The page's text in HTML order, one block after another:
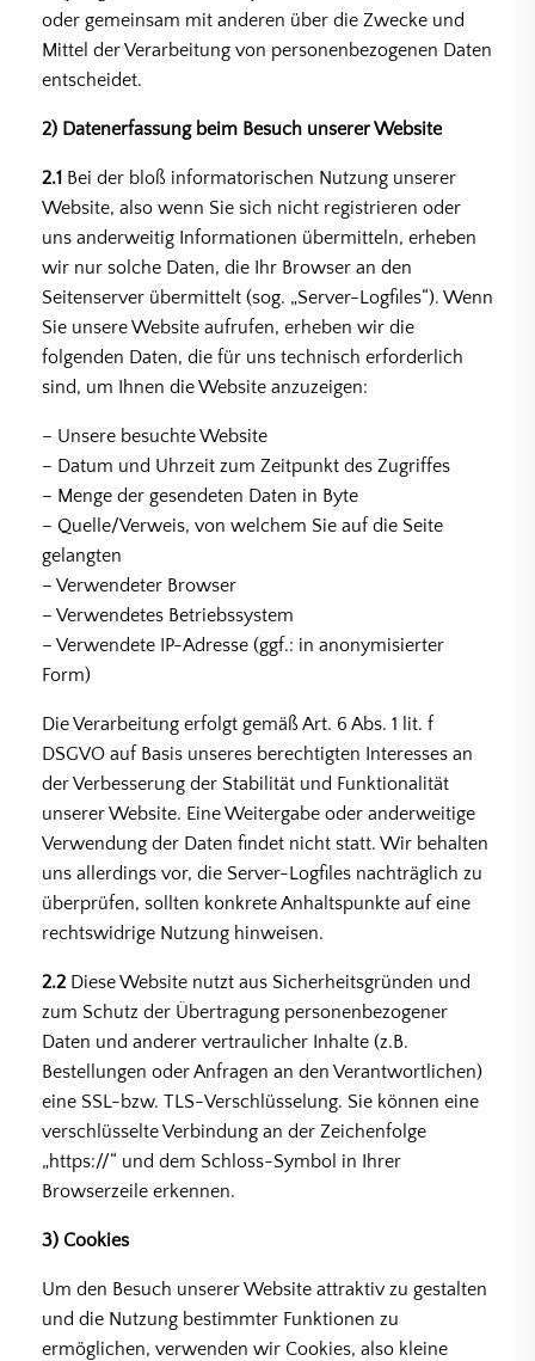
oder gemeinsam mit anderen über die Zwecke und
Mittel der Verarbeitung von personenbezogenen Daten
entscheidet.
2) Datenerfassung beim Besuch unserer Website
2.1 Bei der bloß informatorischen Nutzung unserer
Website, also wenn Sie sich nicht registrieren oder
uns anderweitig Informationen übermitteln, erheben
wir nur solche Daten, die Ihr Browser an den
Seitenserver übermittelt (sog. „Server-Logfiles“). Wenn
Sie unsere Website aufrufen, erheben wir die
folgenden Daten, die für uns technisch erforderlich
sind, um Ihnen die Website anzuzeigen:
– Unsere besuchte Website
– Datum und Uhrzeit zum Zeitpunkt des Zugriffes
– Menge der gesendeten Daten in Byte
– Quelle/Verweis, von welchem Sie auf die Seite
gelangten
– Verwendeter Browser
– Verwendetes Betriebssystem
– Verwendete IP-Adresse (ggf.: in anonymisierter
Form)
Die Verarbeitung erfolgt gemäß Art. 6 Abs. 1 lit. f
DSGVO auf Basis unseres berechtigten Interesses an
der Verbesserung der Stabilität und Funktionalität
unserer Website. Eine Weitergabe oder anderweitige
Verwendung der Daten findet nicht statt. Wir behalten
uns allerdings vor, die Server-Logfiles nachträglich zu
überprüfen, sollten konkrete Anhaltspunkte auf eine
rechtswidrige Nutzung hinweisen.
2.2 Diese Website nutzt aus Sicherheitsgründen und
zum Schutz der Übertragung personenbezogener
Daten und anderer vertraulicher Inhalte (z.B.
Bestellungen oder Anfragen an den Verantwortlichen)
eine SSL-bzw. TLS-Verschlüsselung. Sie können eine
verschlüsselte Verbindung an der Zeichenfolge
„https://“ und dem Schloss-Symbol in Ihrer
Browserzeile erkennen.
3) Cookies
Um den Besuch unserer Website attraktiv zu gestalten
und die Nutzung bestimmter Funktionen zu
ermöglichen, verwenden wir Cookies, also kleine